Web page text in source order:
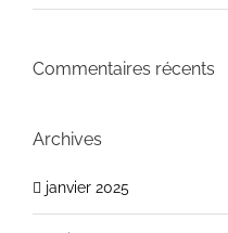
Commentaires récents
Archives
janvier 2025